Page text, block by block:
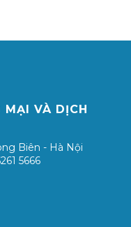
MẠI VÀ DỊCH
Biên - Hà Nội
5666